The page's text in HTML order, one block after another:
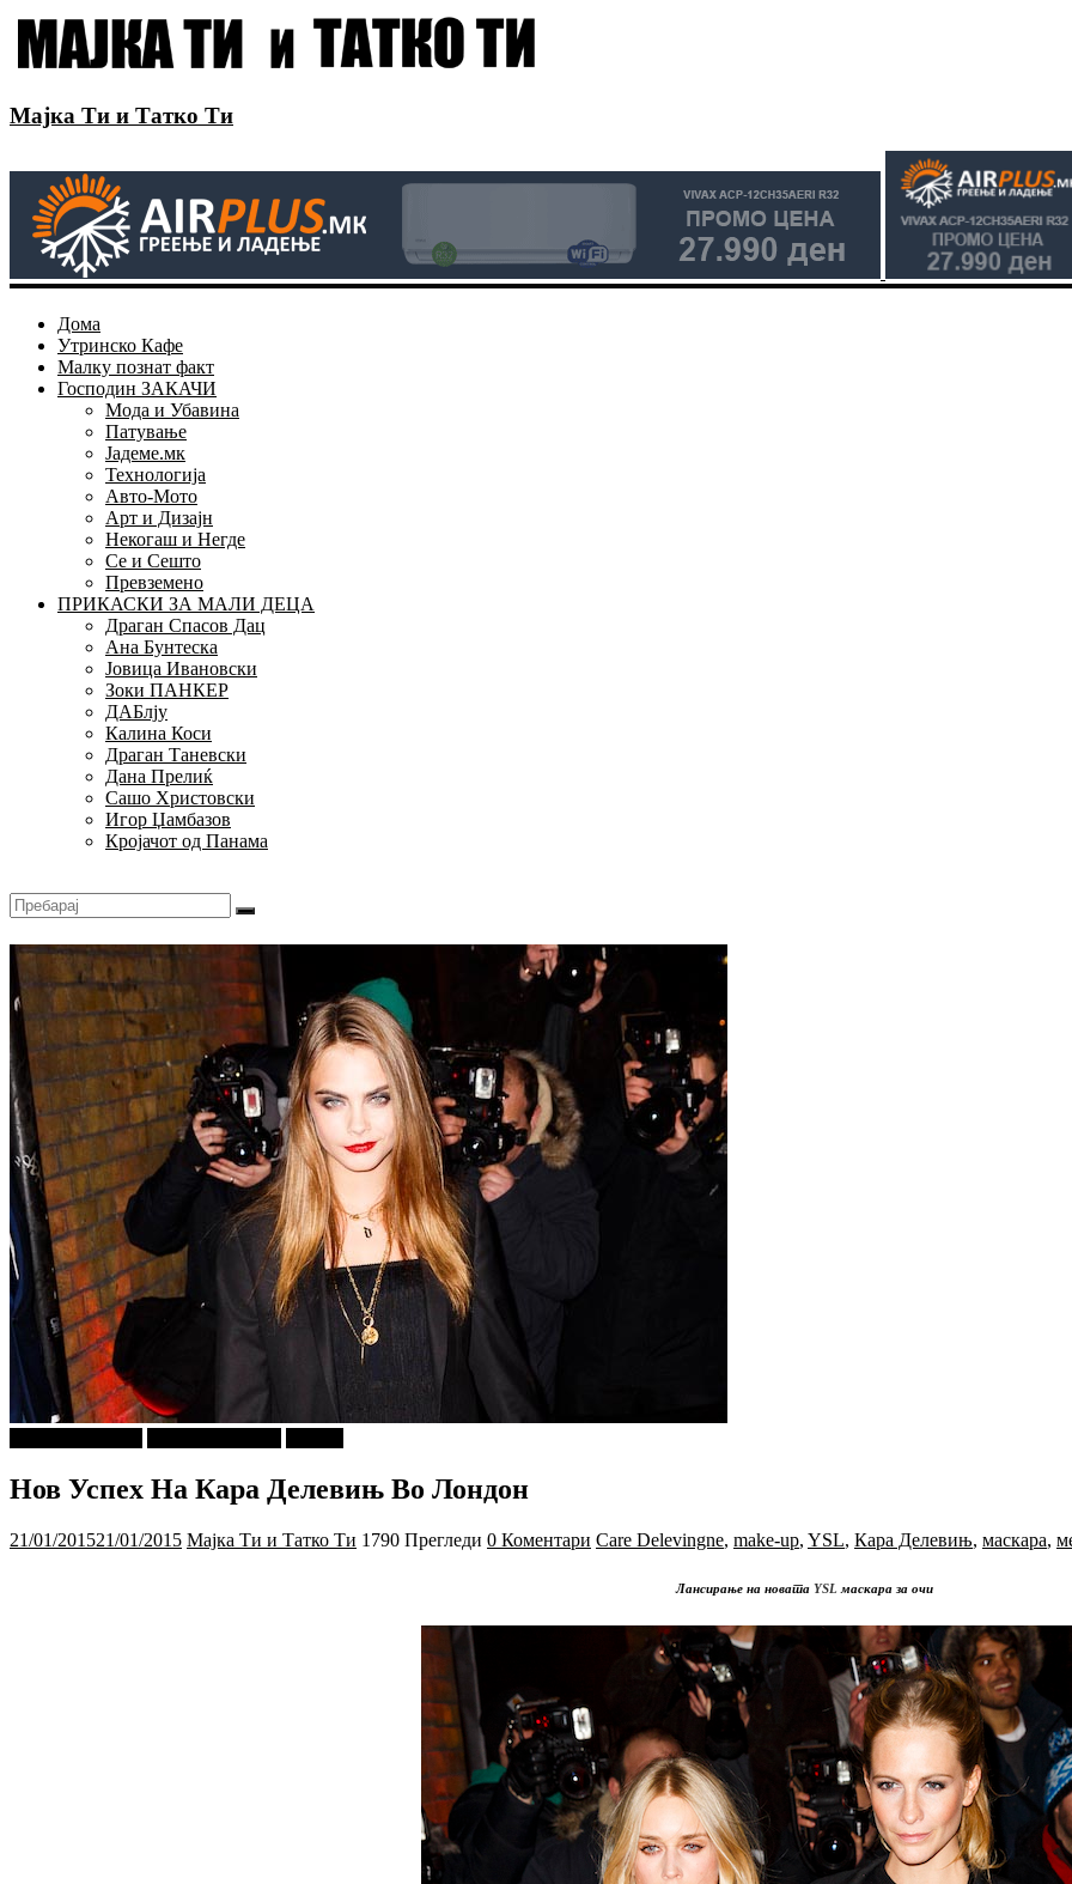
Мајка Ти и Татко Ти
Дома
Утринско Кафе
Малку познат факт
Господин ЗАКАЧИ
Мода и Убавина
Патување
Јадеме.мк
Технологија
Авто-Мото
Арт и Дизајн
Некогаш и Негде
Се и Сешто
Превземено
ПРИКАСКИ ЗА МАЛИ ДЕЦА
Драган Спасов Дац
Ана Бунтеска
Јовица Ивановски
Зоки ПАНКЕР
ДАБлју
Калина Коси
Драган Таневски
Дана Прелиќ
Сашо Христовски
Игор Џамбазов
Кројачот од Панама
Нов Успех На Кара Делевињ Во Лондон
21/01/201521/01/2015 Мајка Ти и Татко Ти 1790 Прегледи 0 Коментари Care Delevingne, make-up, YSL, Кара Делевињ, маскара,
Лансирање на новата YSL маскара за очи